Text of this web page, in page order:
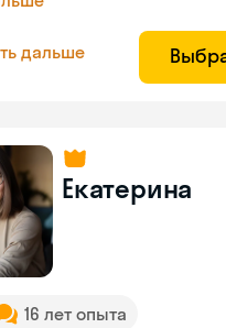
дальше
Екатерина
16 лет опыта